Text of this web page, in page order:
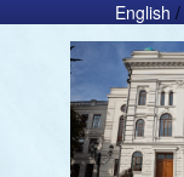
English /